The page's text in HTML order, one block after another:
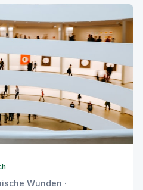
Wunden ·